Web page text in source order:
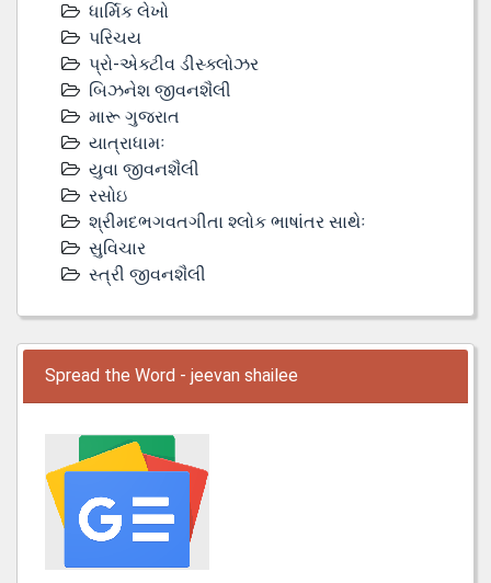
ધાર્મિક લેખો
પરિચય
પ્રો-એક્ટીવ ડીસ્‍ક્લોઝર
બિઝનેશ જીવનશૈલી
મારૂ ગુજરાત
યાત્રાધામઃ
યુવા જીવનશૈલી
રસોઇ
શ્રીમદભગવતગીતા શ્લોક ભાષાંતર સાથેઃ
સુવિચાર
સ્ત્રી જીવનશૈલી
Spread the Word - jeevan shailee